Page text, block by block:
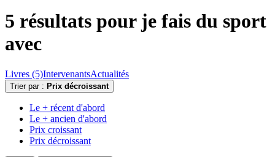
5 résultats pour je fais du sport
avec
Livres (5)IntervenantsActualités
Trier par : Prix décroissant
Le + récent d'abord
Le + ancien d'abord
Prix croissant
Prix décroissant